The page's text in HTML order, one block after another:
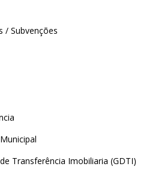
/ Subvenções
Transferência Imobiliaria (GDTI)